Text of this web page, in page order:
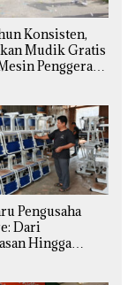
Konsisten,
Mudik Gratis
Penggerak
Pengusaha
Dari
Hingga